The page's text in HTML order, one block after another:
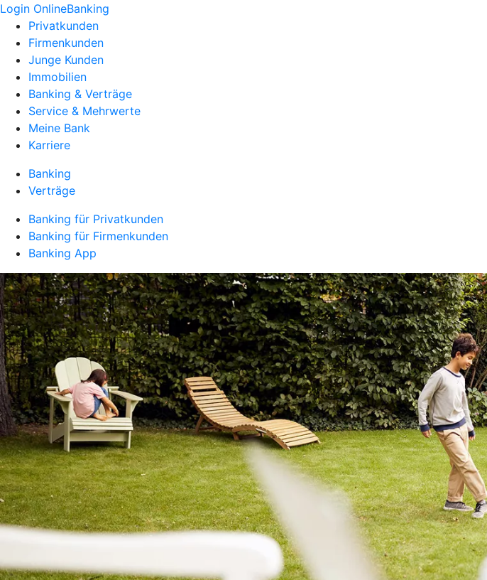
Login OnlineBanking
Privatkunden
Firmenkunden
Junge Kunden
Immobilien
Banking & Verträge
Service & Mehrwerte
Meine Bank
Karriere
Banking
Verträge
Banking für Privatkunden
Banking für Firmenkunden
Banking App